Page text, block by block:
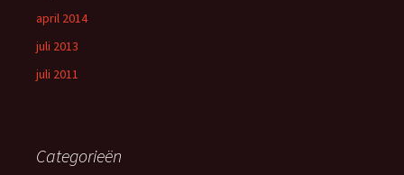
april 2014
juli 2013
juli 2011
Categorieën